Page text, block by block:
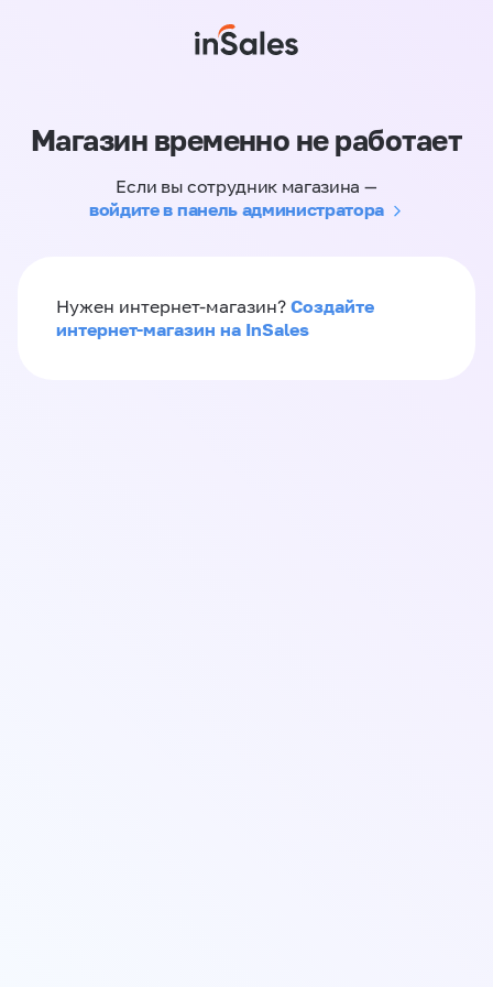
Магазин временно не работает
Если вы сотрудник магазина —
войдите в панель администратора
Нужен интернет-магазин? Создайте
интернет-магазин на InSales